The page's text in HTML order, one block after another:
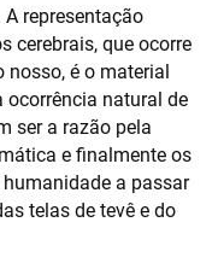
representação
cerebrais, que ocorre
nosso, é o material
natural de
ser a razão pela
e finalmente os
a passar
telas de tevê e do